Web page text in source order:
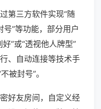
第三方软件实现“随
号”等功能，部分用户
”或“透视他人牌型”
、自动连接等技术手
被封号”。
好友房间，自定义经